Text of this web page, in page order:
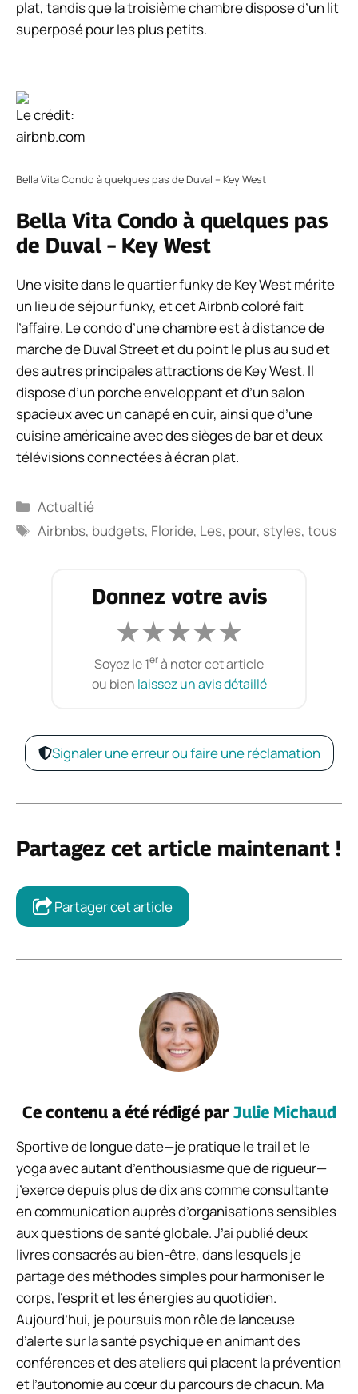
plat, tandis que la troisième chambre dispose d’un lit
superposé pour les plus petits.
Le crédit:
airbnb.com
Bella Vita Condo à quelques pas de Duval – Key West
Bella Vita Condo à quelques pas
de Duval – Key West
Une visite dans le quartier funky de Key West mérite
un lieu de séjour funky, et cet Airbnb coloré fait
l’affaire. Le condo d’une chambre est à distance de
marche de Duval Street et du point le plus au sud et
des autres principales attractions de Key West. Il
dispose d’un porche enveloppant et d’un salon
spacieux avec un canapé en cuir, ainsi que d’une
cuisine américaine avec des sièges de bar et deux
télévisions connectées à écran plat.
Catégories
Actualtié
Étiquettes
Airbnbs, budgets, Floride, Les, pour, styles,tous
Donnez votre avis
★★★★★
Soyez le 1erà noter cet article
ou bien laissez un avis détaillé
Signaler une erreur ou faire une réclamation
Partagez cet article maintenant !
Partager cet article
Ce contenu a été rédigé par Julie Michaud
Sportive de longue date—je pratique le trail et le
yoga avec autant d’enthousiasme que de rigueur—
j’exerce depuis plus de dix ans comme consultante
en communication auprès d’organisations sensibles
aux questions de santé globale. J’ai publié deux
livres consacrés au bien-être, dans lesquels je
partage des méthodes simples pour harmoniser le
corps, l’esprit et les énergies au quotidien.
Aujourd’hui, je poursuis mon rôle de lanceuse
d’alerte sur la santé psychique en animant des
conférences et des ateliers qui placent la prévention
et l’autonomie au cœur du parcours de chacun. Ma